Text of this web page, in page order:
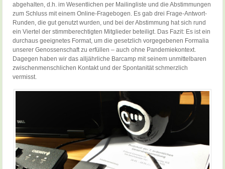
abgehalten, d.h. im Wesentlichen per Mailingliste und die Abstimmungen
zum Schluss mit einem Online-Fragebogen. Es gab drei Frage-Antwort-
Runden, die gut genutzt wurden, und bei der Abstimmung hat sich rund
ein Viertel der stimmberechtigten Mitglieder beteiligt. Das Fazit: Es ist ein
durchaus geeignetes Format, um die gesetzlich vorgegebenen Formalia
unserer Genossenschaft zu erfüllen – auch ohne Pandemiekontext.
Dagegen haben wir das alljährliche Barcamp mit seinem unmittelbaren
zwischenmenschlichen Kontakt und der Spontanität schmerzlich
vermisst.